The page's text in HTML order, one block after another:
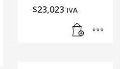
$23,023 IVA